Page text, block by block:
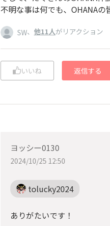
不明な事は何でも、OHANAの
SW、 他11人がリアクション
いいね 返信する
ヨッシー0130
2024/10/25 12:50
tolucky2024
ありがたいです！